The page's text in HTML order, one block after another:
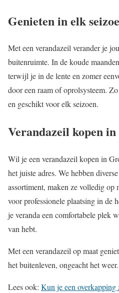
Genieten in elk
Met een verandazeil verander je
buitenruimte. In de koude
terwijl je in de lente en zomer
door een raam of oprolsysteem.
en geschikt voor elk seizoen.
Verandazeil kopen
Wil je een verandazeil kopen in
het juiste adres. We hebben
assortiment, maken ze volledig op
voor professionele plaatsing in de
je veranda een comfortabele plek
van hebt.
Met een verandazeil op maat
het buitenleven, ongeacht het weer.
Lees ook: Kun je een